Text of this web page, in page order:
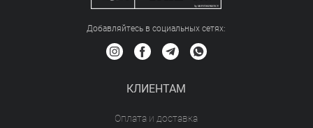
Добавляйтесь в социальных сетяx:
КЛИЕНТАМ
Оплата и доставка